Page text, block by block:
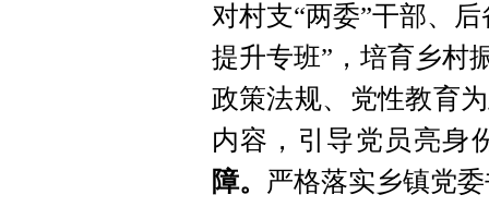
对村支“两委”干部、
提升专班”，培育乡村
政策法规、党性教育
内容，引导党员亮身
障。
严格落实乡镇党